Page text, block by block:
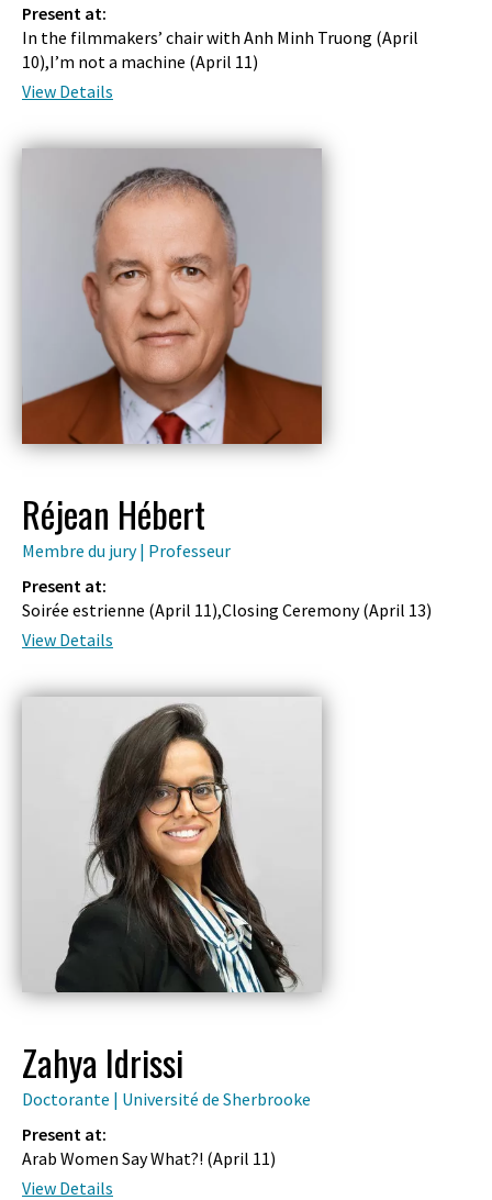
Present at:
In the filmmakers’ chair with Anh Minh Truong (April
10),I’m not a machine (April 11)
View Details
Réjean Hébert
Membre du jury | Professeur
Present at:
Soirée estrienne (April 11),Closing Ceremony (April 13)
View Details
Zahya Idrissi
Doctorante | Université de Sherbrooke
Present at:
Arab Women Say What?! (April 11)
View Details